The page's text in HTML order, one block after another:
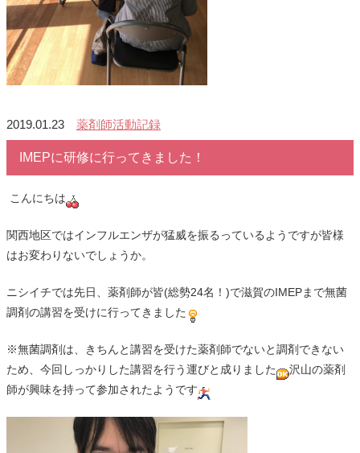
2019.01.23 薬剤師活動記録
IMEPに研修に行ってきました！
こんにちは
関西地区ではインフルエンザが猛威を振るっているようですが皆様
はお変わりないでしょうか。
ニシイチでは先日、薬剤師が皆(総勢24名！)で滋賀のIMEPまで無菌
調剤の講習を受けに行ってきました
※無菌調剤は、きちんと講習を受けた薬剤師でないと調剤できない
ため、今回しっかりした講習を行う運びと成りました
沢山の薬剤
師が興味を持って参加されたようです